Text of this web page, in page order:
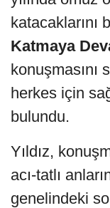
katacaklarını
Katmaya
konuşmasını
herkes için
bulundu.
Yıldız,
acı-tatlı
genelindeki